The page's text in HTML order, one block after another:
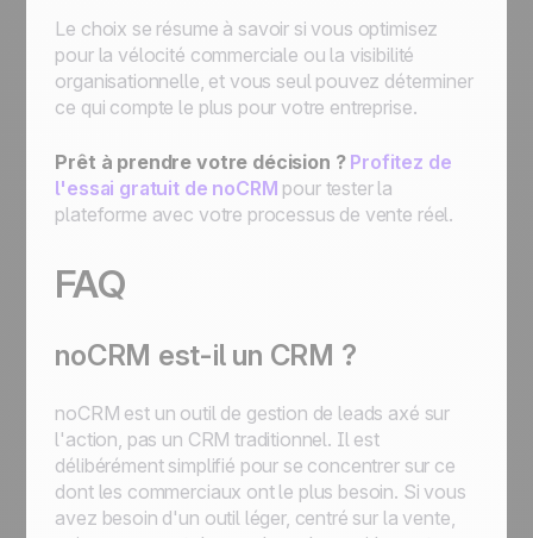
Le choix se résume à savoir si vous optimisez
pour la vélocité commerciale ou la visibilité
organisationnelle, et vous seul pouvez déterminer
ce qui compte le plus pour votre entreprise.
Prêt à prendre votre décision ? Profitez de
l'essai gratuit de noCRM pour tester la
plateforme avec votre processus de vente réel.
FAQ
noCRM est-il un CRM ?
noCRM est un outil de gestion de leads axé sur
l'action, pas un CRM traditionnel. Il est
délibérément simplifié pour se concentrer sur ce
dont les commerciaux ont le plus besoin. Si vous
avez besoin d'un outil léger, centré sur la vente,